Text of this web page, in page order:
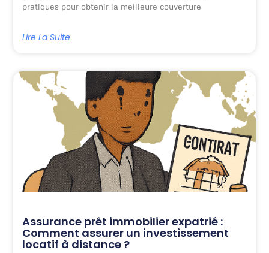
pratiques pour obtenir la meilleure couverture
Lire La Suite
Assurance prêt immobilier expatrié :
Comment assurer un investissement
locatif à distance ?